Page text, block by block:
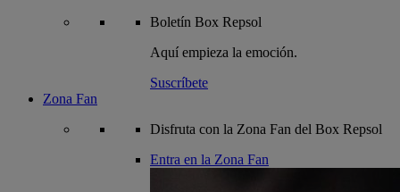
Boletín Box Repsol
Aquí empieza la emoción.
Suscríbete
Zona Fan
Disfruta con la Zona Fan del Box Repsol
Entra en la Zona Fan